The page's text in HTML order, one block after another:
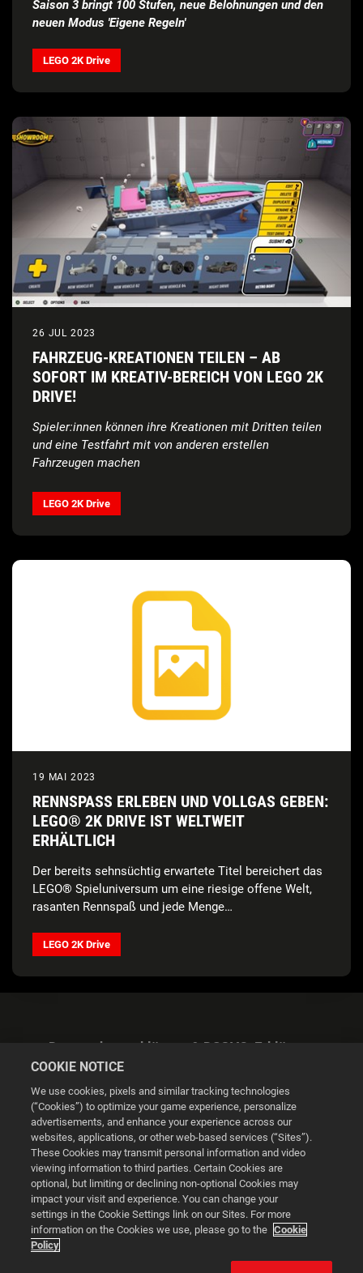
Saison 3 bringt 100 Stufen, neue Belohnungen und den
neuen Modus 'Eigene Regeln'
LEGO 2K Drive
26 JUL 2023
FAHRZEUG-KREATIONEN TEILEN – AB
SOFORT IM KREATIV-BEREICH VON LEGO 2K
DRIVE!
Spieler:innen können ihre Kreationen mit Dritten teilen
und eine Testfahrt mit von anderen erstellen
Fahrzeugen machen
LEGO 2K Drive
19 MAI 2023
RENNSPASS ERLEBEN UND VOLLGAS GEBEN: L
EGO® 2K DRIVE IST WELTWEIT E
RHÄLTLICH
Der bereits sehnsüchtig erwartete Titel bereichert das
LEGO® Spieluniversum um eine riesige offene Welt,
rasanten Rennspaß und jede Menge
LEGO 2K Drive
Datenschutzerklärung & DSGVO-Erklärung
Cookie Settings
© 2026 2K
Powered byOnclusive PR Manager™
This website uses cookies to make your browsing experience
COOKIE NOTICE
We use cookies, pixels and similar tracking technologies
(“Cookies”) to optimize your game experience, personalize
advertisements, and enhance your experience across our
websites, applications, or other web-based services (“Sites”).
These Cookies may transmit personal information and video
viewing information to third parties. Certain Cookies are
optional, but limiting or declining non-optional Cookies may
impact your visit and experience. You can change your
settings in the Cookie Settings link on our Sites. For more
information on the Cookies we use, please go to the Cookie
Policy